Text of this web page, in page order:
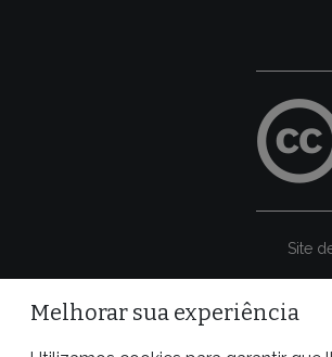
Site
Melhorar sua experiência